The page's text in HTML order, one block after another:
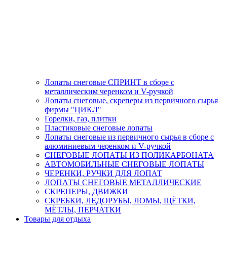
Лопаты снеговые СПРИНТ в сборе с
металлическим черенком и V-ручкой
Лопаты снеговые, скреперы из первичного сырья
фирмы "ЦИКЛ"
Горелки, газ, плитки
Пластиковые снеговые лопаты
Лопаты снеговые из первичного сырья в сборе с
алюминиевым черенком и V-ручкой
СНЕГОВЫЕ ЛОПАТЫ ИЗ ПОЛИКАРБОНАТА
АВТОМОБИЛЬНЫЕ СНЕГОВЫЕ ЛОПАТЫ
ЧЕРЕНКИ, РУЧКИ ДЛЯ ЛОПАТ
ЛОПАТЫ СНЕГОВЫЕ МЕТАЛЛИЧЕСКИЕ
СКРЕПЕРЫ, ДВИЖКИ
СКРЕБКИ, ЛЕДОРУБЫ, ЛОМЫ, ЩЁТКИ,
МЁТЛЫ, ПЕРЧАТКИ
Товары для отдыха